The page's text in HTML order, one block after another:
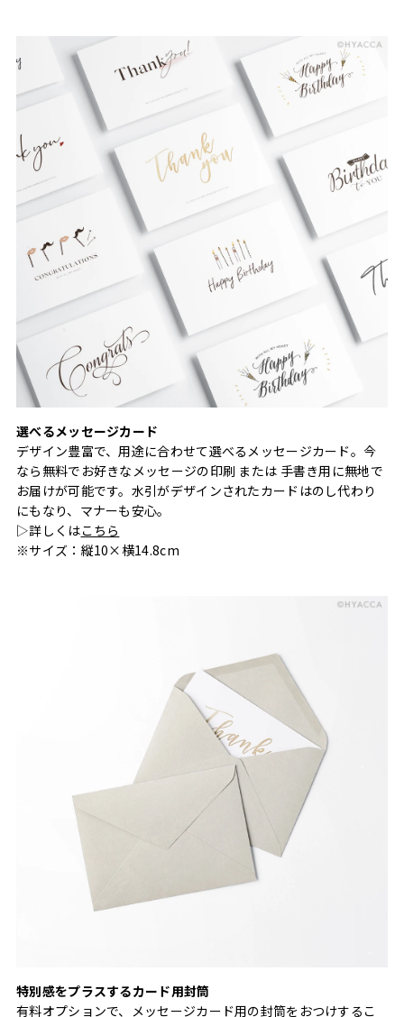
選べるメッセージカード
デザイン豊富で、用途に合わせて選べるメッセージカード。今
なら無料でお好きなメッセージの印刷 または 手書き用に無地で
お届けが可能です。水引がデザインされたカードはのし代わり
にもなり、マナーも安心。
▷詳しくはこちら
※サイズ：縦10×横14.8cm
特別感をプラスするカード用封筒
有料オプションで、メッセージカード用の封筒をおつけするこ